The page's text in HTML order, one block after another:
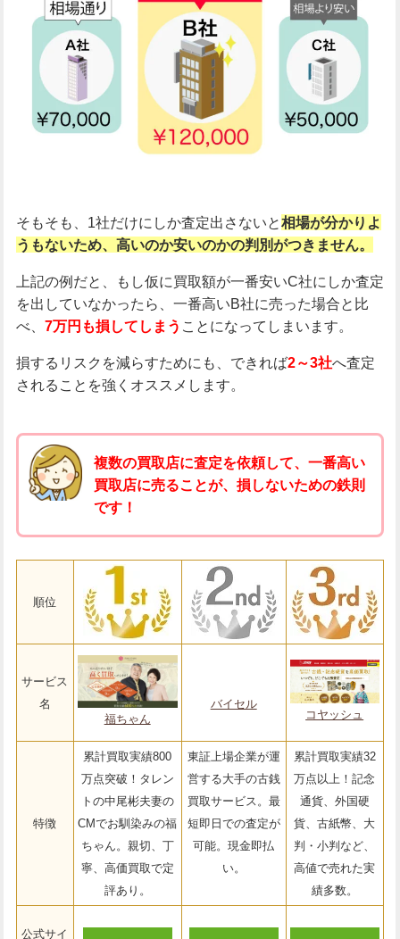
そもそも、1社だけにしか査定出さないと相場が分かりよ
うもないため、高いのか安いのかの判別がつきません。
上記の例だと、もし仮に買取額が一番安いC社にしか査定
を出していなかったら、一番高いB社に売った場合と比
べ、 7万円も損してしまう ことになってしまいます。
損するリスクを減らすためにも、できれば2～3社へ査定
されることを強くオススメします。
複数の買取店に査定を依頼して、一番高い
買取店に売ることが、損しないための鉄則
です！
順位
サービス
名
福ちゃん
バイセル
コヤッシュ
特徴
累計買取実績800
万点突破！タレン
トの中尾彬夫妻の
CMでお馴染みの福
ちゃん。親切、丁
寧、高価買取で定
評あり。
東証上場企業が運
営する大手の古銭
買取サービス。最
短即日での査定が
可能。現金即払
い。
累計買取実績32
万点以上！記念
通貨、外国硬
貨、古紙幣、大
判・小判など、
高値で売れた実
績多数。
公式サイ